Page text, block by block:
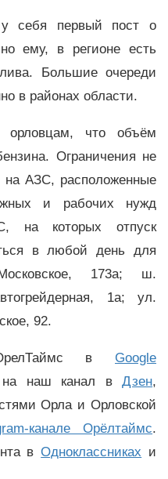
себя первый пост о
ему, в регионе есть
Большие очереди
в районах области.
орловцам, что объём
Ограничения не
на АЗС, расположенные
и рабочих нужд
на которых отпуск
в любой день для
173а; ш.
1а; ул.
92.
в Google
наш канал вДзен,
Орла и Орловской
канале Орёлтаймс.
вОдноклассниках и